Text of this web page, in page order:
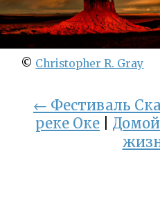
© Christopher R. Gray
← Фестиваль
реке Оке